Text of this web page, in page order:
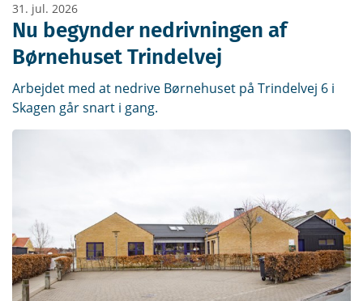
31. jul. 2026
Nu begynder nedrivningen af
Børnehuset Trindelvej
Arbejdet med at nedrive Børnehuset på Trindelvej 6 i
Skagen går snart i gang.